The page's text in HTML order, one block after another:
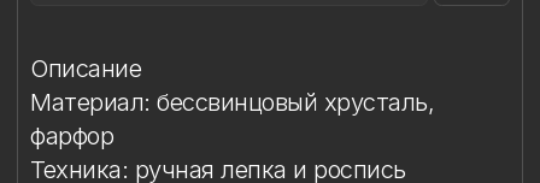
Сертификаты: Бокалы имеют все
необходимые сертификаты и декларации
соответствия. Абсолютно безопасны в
использовании